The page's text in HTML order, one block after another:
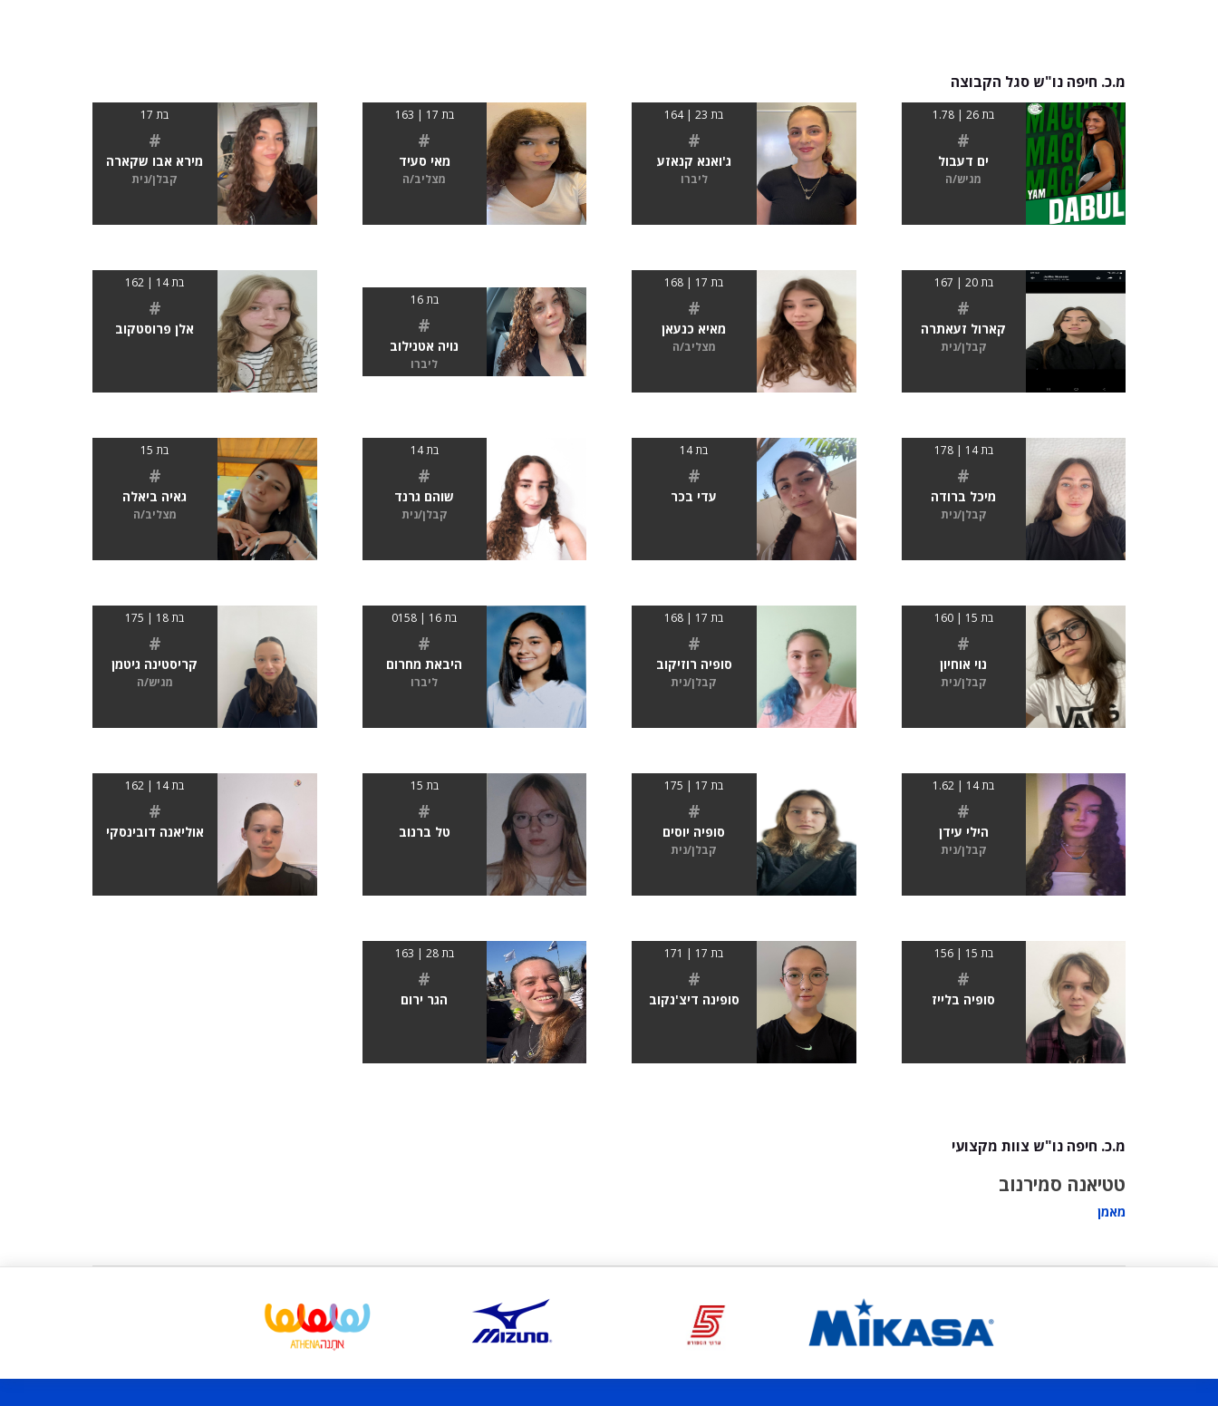
מ.כ. חיפה נו"ש סגל הקבוצה
בת 26 | 1.78
#
ים דעבול
מגיש/ה
בת 23 | 164
#
ג'ואנא קנאזע
ליברו
בת 17 | 163
#
מאי סעיד
מצליב/ה
בת 17
#
מירא אבו שקארה
קבלן/נית
בת 20 | 167
#
קארול זעאתרה
קבלן/נית
בת 17 | 168
#
מאיא כנעאן
מצליב/ה
בת 16
#
נויה אטנילוב
ליברו
בת 14 | 162
#
אלן פרוסטקוב
בת 14 | 178
#
מיכל ברודה
קבלן/נית
בת 14
#
עדי בכר
בת 14
#
שוהם גרנד
קבלן/נית
בת 15
#
גאיה ביאלה
מצליב/ה
בת 15 | 160
#
נוי אוחיון
קבלן/נית
בת 17 | 168
#
סופיה רוזיקוב
קבלן/נית
בת 16 | 0158
#
היבאת מחרום
ליברו
בת 18 | 175
#
קריסטינה גיטמן
מגיש/ה
בת 14 | 1.62
#
הילי עידן
קבלן/נית
בת 17 | 175
#
סופיה יוסים
קבלן/נית
בת 15
#
טל ברנוב
בת 14 | 162
#
אוליאנה דובינסקי
בת 15 | 156
#
סופיה בלייז
בת 17 | 171
#
סופינה דיצ'נקוב
בת 28 | 163
#
הגר ירום
מ.כ. חיפה נו"ש צוות מקצועי
טטיאנה סמירנוב
מאמן